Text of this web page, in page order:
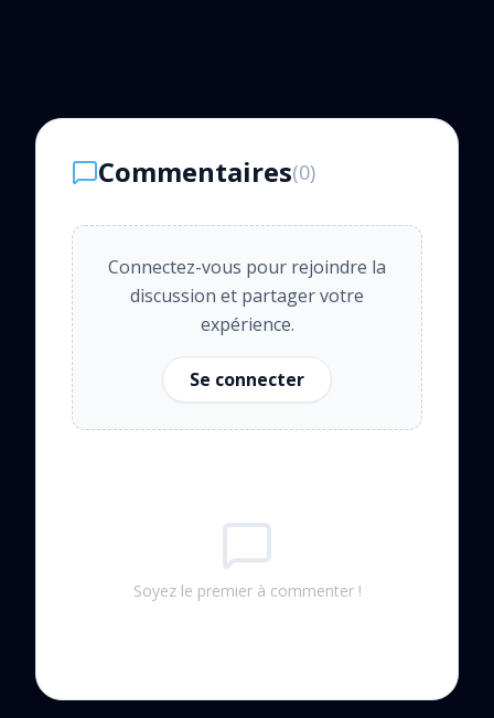
Commentaires(0)
Connectez-vous pour rejoindre la
discussion et partager votre
expérience.
Se connecter
Soyez le premier à commenter !